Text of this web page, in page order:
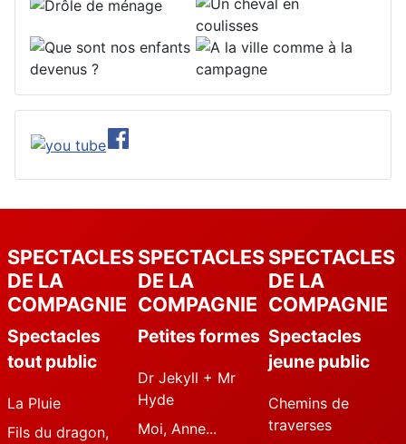
SPECTACLES
DE LA
COMPAGNIE
Spectacles
tout public
La Pluie
Fils du dragon,
SPECTACLES
DE LA
COMPAGNIE
Petites formes
Dr Jekyll + Mr
Hyde
Moi, Anne...
SPECTACLES
DE LA
COMPAGNIE
Spectacles
jeune public
Chemins de
traverses